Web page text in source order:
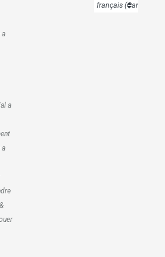
a
a
a